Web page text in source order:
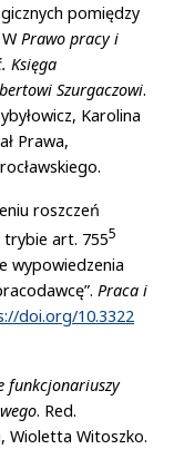
pomiędzy
Prawo pracy i
Księga
Szurgaczowi.
Karolina
Prawa,
roszczeń
trybie art. 7555
wypowiedzenia
Praca i
doi.org/10.3322
funkcjonariuszy
. Red.
Wioletta Witoszko.